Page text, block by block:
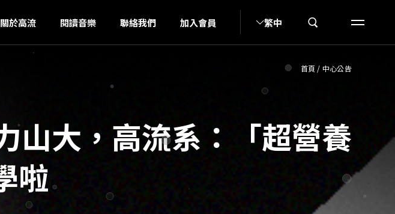
關於高流 閱讀音樂 聯絡我們 加入會員 繁中
首頁 / 中心公告
山大，高流系：「超營養
啦